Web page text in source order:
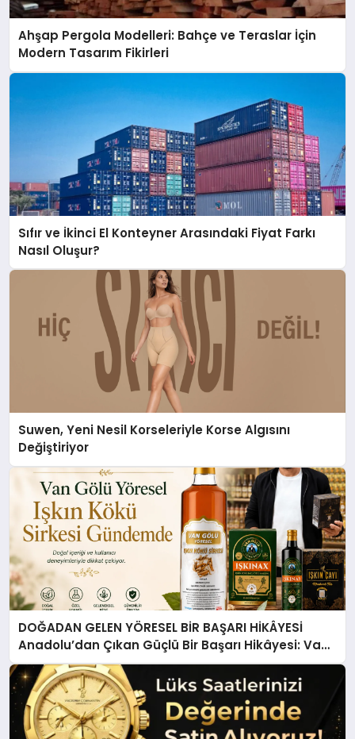
Ahşap Pergola Modelleri: Bahçe ve Teraslar İçin
Modern Tasarım Fikirleri
Sıfır ve İkinci El Konteyner Arasındaki Fiyat Farkı
Nasıl Oluşur?
Suwen, Yeni Nesil Korseleriyle Korse Algısını
Değiştiriyor
DOĞADAN GELEN YÖRESEL BİR BAŞARI HİKÂYESİ
Anadolu’dan Çıkan Güçlü Bir Başarı Hikâyesi: Van
Gölü Yöresel Işkın Kökü Sirkesi